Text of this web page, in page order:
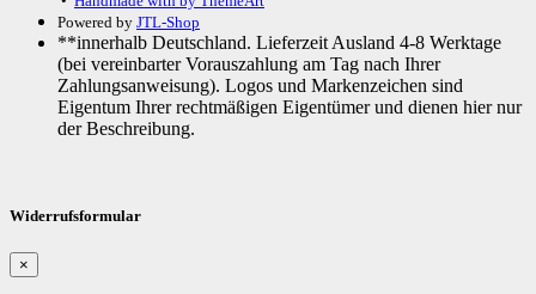
Powered by JTL-Shop
**innerhalb Deutschland. Lieferzeit Ausland 4-8 Werktage
(bei vereinbarter Vorauszahlung am Tag nach Ihrer
Zahlungsanweisung). Logos und Markenzeichen sind
Eigentum Ihrer rechtmäßigen Eigentümer und dienen hier nur
der Beschreibung.
Widerrufsformular
×